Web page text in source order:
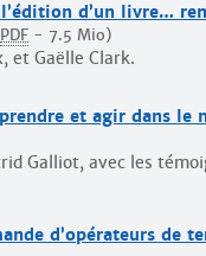
d’un livre…
PDF - 7.5 Mio)
et Gaëlle Clark.
et agir dans le
Galliot, avec les
d’opérateurs de